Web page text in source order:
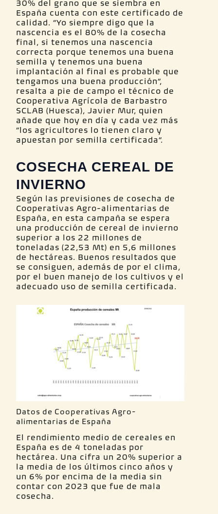
30% del grano que se siembra en
España cuenta con este certificado de
calidad. “Yo siempre digo que la
nascencia es el 80% de la cosecha
final, si tenemos una nascencia
correcta porque tenemos una buena
semilla y tenemos una buena
implantación al final es probable que
tengamos una buena producción”,
resalta a pie de campo el técnico de
Cooperativa Agrícola de Barbastro
SCLAB (Huesca), Javier Mur, quien
añade que hoy en día y cada vez más
“los agricultores lo tienen claro y
apuestan por semilla certificada”.
COSECHA CEREAL DE
INVIERNO
Según las previsiones de cosecha de
Cooperativas Agro-alimentarias de
España, en esta campaña se espera
una producción de cereal de invierno
superior a los 22 millones de
toneladas (22,53 Mt) en 5,6 millones
de hectáreas. Buenos resultados que
se consiguen, además de por el clima,
por el buen manejo de los cultivos y el
adecuado uso de semilla certificada.
Datos de Cooperativas Agro-
alimentarias de España
El rendimiento medio de cereales en
España es de 4 toneladas por
hectárea. Una cifra un 20% superior a
la media de los últimos cinco años y
un 6% por encima de la media sin
contar con 2023 que fue de mala
cosecha.